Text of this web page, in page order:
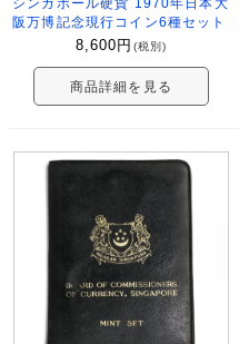
シンガポール硬貨 1970年日本大
阪万博記念現行コイン6種セット
8,600 円 (税別)
商品詳細を見る